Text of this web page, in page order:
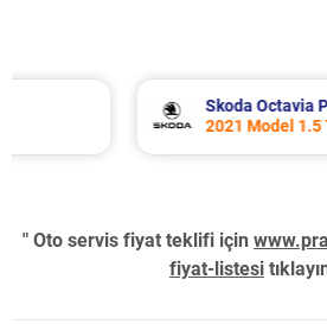
Skoda Octavia Periyodik
2021 Model 1.5 TSI e-Tec
" Oto servis fiyat teklifi için
fiyat-listesi